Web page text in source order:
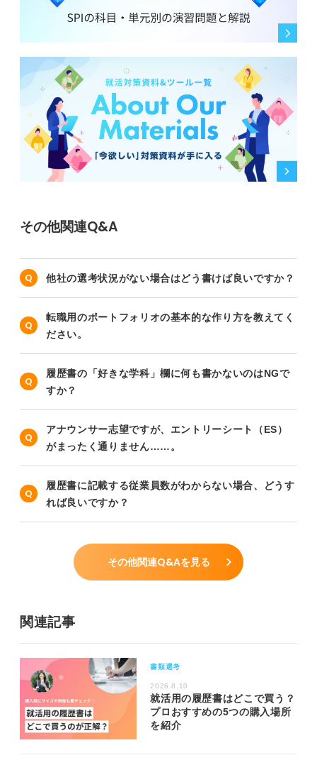
その他関連Q&A
他社の選考状況がない場合はどう書けば良いですか？
転職用のポートフォリオの基本的な作り方を教えてく
ださい。
履歴書の「好きな学科」欄に何も書かないのはNGで
すか？
アナウンサー志望ですが、エントリーシート（ES）
がまったく通りません……。
履歴書に記載する従業員数がわからない場合、どうす
れば良いですか？
その他関連Q&Aを見る
関連記事
書類選考
2026.8.10
就活用の履歴書はどこで買う？
プロおすすめの5つの購入場所
を紹介